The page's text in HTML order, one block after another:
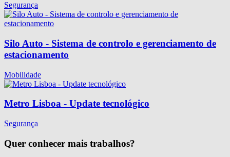
Segurança
Silo Auto - Sistema de controlo e gerenciamento de
estacionamento
Mobilidade
Metro Lisboa - Update tecnológico
Segurança
Quer conhecer mais trabalhos?